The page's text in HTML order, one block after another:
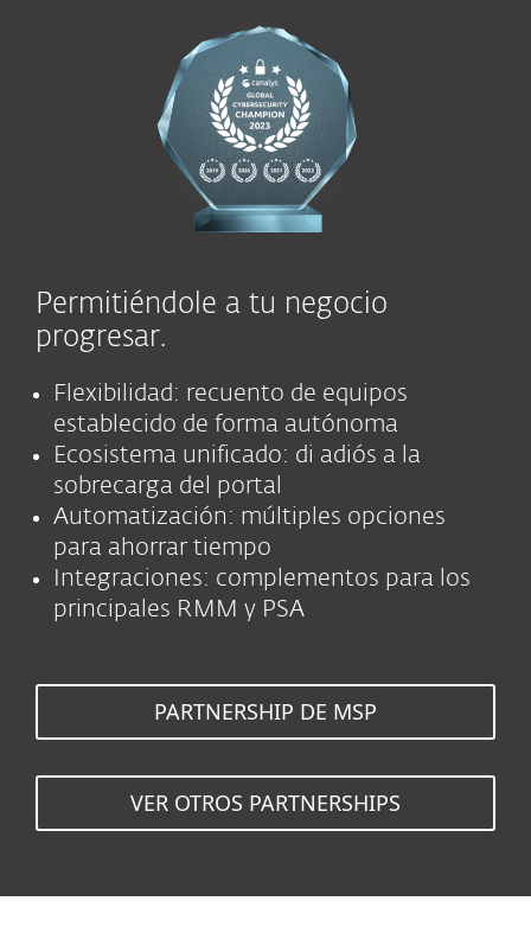
Permitiéndole a tu negocio
progresar.
Flexibilidad: recuento de equipos
establecido de forma autónoma
Ecosistema unificado: di adiós a la
sobrecarga del portal
Automatización: múltiples opciones
para ahorrar tiempo
Integraciones: complementos para los
principales RMM y PSA
PARTNERSHIP DE MSP
VER OTROS PARTNERSHIPS